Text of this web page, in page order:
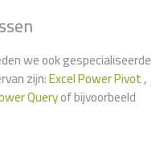
we ook gespecialiseerde
zijn:Excel Power Pivot,
Queryof bijvoorbeeld